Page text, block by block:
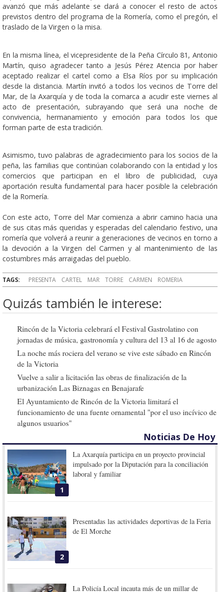
avanzó que más adelante se dará a conocer el resto de actos
previstos dentro del programa de la Romería, como el pregón, el
traslado de la Virgen o la misa.
En la misma línea, el vicepresidente de la Peña Círculo 81, Antonio
Martín, quiso agradecer tanto a Jesús Pérez Atencia por haber
aceptado realizar el cartel como a Elsa Ríos por su implicación
desde la distancia. Martín invitó a todos los vecinos de Torre del
Mar, de la Axarquía y de toda la comarca a acudir este viernes al
acto de presentación, subrayando que será una noche de
convivencia, hermanamiento y emoción para todos los que
forman parte de esta tradición.
Asimismo, tuvo palabras de agradecimiento para los socios de la
peña, las familias que continúan colaborando con la entidad y los
comercios que participan en el libro de publicidad, cuya
aportación resulta fundamental para hacer posible la celebración
de la Romería.
Con este acto, Torre del Mar comienza a abrir camino hacia una
de sus citas más queridas y esperadas del calendario festivo, una
romería que volverá a reunir a generaciones de vecinos en torno a
la devoción a la Virgen del Carmen y al mantenimiento de las
costumbres más arraigadas del pueblo.
TAGS: PRESENTA CARTEL MAR TORRE CARMEN ROMERIA
Quizás también le interese:
Rincón de la Victoria celebrará el Festival Gastrolatino con
jornadas de música, gastronomía y cultura del 13 al 16 de agosto
La noche más rociera del verano se vive este sábado en Rincón
de la Victoria
Vuelve a salir a licitación las obras de finalización de la
urbanización Las Biznagas en Benajarafe
El Ayuntamiento de Rincón de la Victoria limitará el
funcionamiento de una fuente ornamental "por el uso incívico de
algunos usuarios"
Noticias De Hoy
1
La Axarquía participa en un proyecto provincial
impulsado por la Diputación para la conciliación
laboral y familiar
2
Presentadas las actividades deportivas de la Feria
de El Morche
La Policía Local incauta más de un millar de